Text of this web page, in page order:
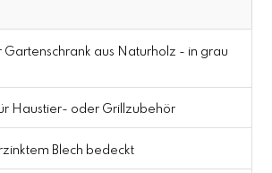
aus Naturholz - in grau
Haustier- oder Grillzubehör
Blech bedeckt